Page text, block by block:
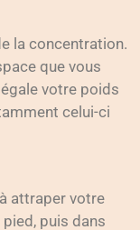
la concentration.
que vous
votre poids
celui-ci
attraper votre
puis dans